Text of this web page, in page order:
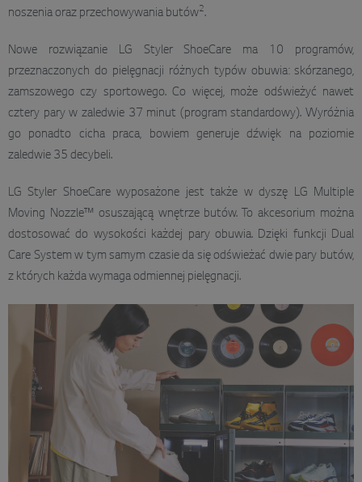
noszenia oraz przechowywania butów2.
Nowe rozwiązanie LG Styler ShoeCare ma 10 programów,
przeznaczonych do pielęgnacji różnych typów obuwia: skórzanego,
zamszowego czy sportowego. Co więcej, może odświeżyć nawet
cztery pary w zaledwie 37 minut (program standardowy). Wyróżnia
go ponadto cicha praca, bowiem generuje dźwięk na poziomie
zaledwie 35 decybeli.
LG Styler ShoeCare wyposażone jest także w dyszę LG Multiple
Moving Nozzle™ osuszającą wnętrze butów. To akcesorium można
dostosować do wysokości każdej pary obuwia. Dzięki funkcji Dual
Care System w tym samym czasie da się odświeżać dwie pary butów,
z których każda wymaga odmiennej pielęgnacji.